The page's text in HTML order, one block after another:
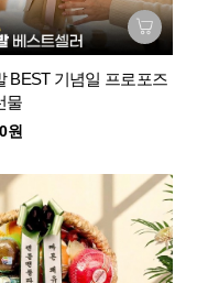
BEST 기념일 프로포즈
물
원